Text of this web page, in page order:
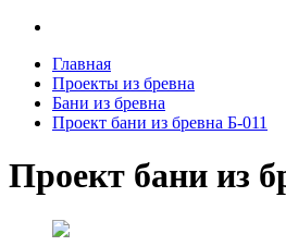
Главная
Проекты из бревна
Бани из бревна
Проект бани из бревна Б-011
Проект бани из